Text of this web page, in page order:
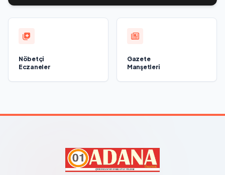
Nöbetçi
Eczaneler
Gazete
Manşetleri